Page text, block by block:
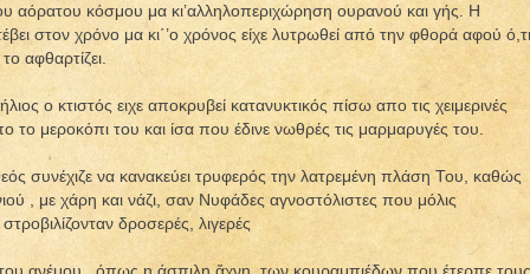
αόρατου κόσμου μα κι’αλληλοπεριχώρηση ουρανού και γής. Η
στον χρόνο μα κι΄’ο χρόνος είχε λυτρωθεί από την φθορά αφού ό,τι
αφθαρτίζει.
ο κτιστός ειχε αποκρυβεί κατανυκτικός πίσω απο τις χειμερινές
το μεροκόπι του και ίσα που έδινε νωθρές τις μαρμαρυγές του.
συνέχιζε να κανακεύει τρυφερός την λατρεμένη πλάση Του, καθώς
, με χάρη και νάζι, σαν Νυφάδες αγνοστόλιστες που μόλις
δροσερές, λιγερές
του ανέμου , όπως η άσπιλη ἄχνη, των κουραμπιέδων που έτερπε τους